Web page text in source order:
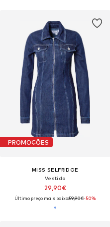
PROMOÇÕES
MISS SELFRIDGE
Vestido
29,90€
Último preço mais baixo:59,90€-50%